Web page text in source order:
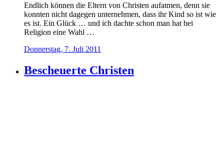
Endlich können die Eltern von Christen aufatmen, denn sie
konnten nicht dagegen unternehmen, dass ihr Kind so ist wie
es ist. Ein Glück … und ich dachte schon man hat bei
Religion eine Wahl …
Donnerstag, 7. Juli 2011
Bescheuerte Christen